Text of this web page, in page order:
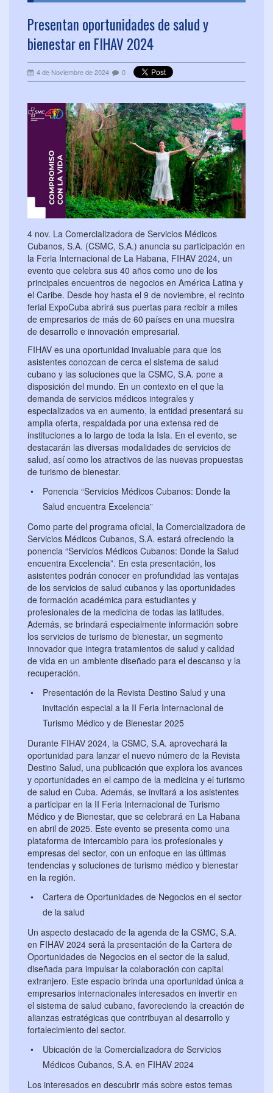
Presentan oportunidades de salud y
bienestar en FIHAV 2024
4 de Noviembre de 2024 0
4 nov. La Comercializadora de Servicios Médicos
Cubanos, S.A. (CSMC, S.A.) anuncia su participación en
la Feria Internacional de La Habana, FIHAV 2024, un
evento que celebra sus 40 años como uno de los
principales encuentros de negocios en América Latina y
el Caribe. Desde hoy hasta el 9 de noviembre, el recinto
ferial ExpoCuba abrirá sus puertas para recibir a miles
de empresarios de más de 60 países en una muestra
de desarrollo e innovación empresarial.
FIHAV es una oportunidad invaluable para que los
asistentes conozcan de cerca el sistema de salud
cubano y las soluciones que la CSMC, S.A. pone a
disposición del mundo. En un contexto en el que la
demanda de servicios médicos integrales y
especializados va en aumento, la entidad presentará su
amplia oferta, respaldada por una extensa red de
instituciones a lo largo de toda la Isla. En el evento, se
destacarán las diversas modalidades de servicios de
salud, así como los atractivos de las nuevas propuestas
de turismo de bienestar.
Ponencia “Servicios Médicos Cubanos: Donde la
Salud encuentra Excelencia”
Como parte del programa oficial, la Comercializadora de
Servicios Médicos Cubanos, S.A. estará ofreciendo la
ponencia “Servicios Médicos Cubanos: Donde la Salud
encuentra Excelencia”. En esta presentación, los
asistentes podrán conocer en profundidad las ventajas
de los servicios de salud cubanos y las oportunidades
de formación académica para estudiantes y
profesionales de la medicina de todas las latitudes.
Además, se brindará especialmente información sobre
los servicios de turismo de bienestar, un segmento
innovador que integra tratamientos de salud y calidad
de vida en un ambiente diseñado para el descanso y la
recuperación.
Presentación de la Revista Destino Salud y una
invitación especial a la II Feria Internacional de
Turismo Médico y de Bienestar 2025
Durante FIHAV 2024, la CSMC, S.A. aprovechará la
oportunidad para lanzar el nuevo número de la Revista
Destino Salud, una publicación que explora los avances
y oportunidades en el campo de la medicina y el turismo
de salud en Cuba. Además, se invitará a los asistentes
a participar en la II Feria Internacional de Turismo
Médico y de Bienestar, que se celebrará en La Habana
en abril de 2025. Este evento se presenta como una
plataforma de intercambio para los profesionales y
empresas del sector, con un enfoque en las últimas
tendencias y soluciones de turismo médico y bienestar
en la región.
Cartera de Oportunidades de Negocios en el sector
de la salud
Un aspecto destacado de la agenda de la CSMC, S.A.
en FIHAV 2024 será la presentación de la Cartera de
Oportunidades de Negocios en el sector de la salud,
diseñada para impulsar la colaboración con capital
extranjero. Este espacio brinda una oportunidad única a
empresarios internacionales interesados en invertir en
el sistema de salud cubano, favoreciendo la creación de
alianzas estratégicas que contribuyan al desarrollo y
fortalecimiento del sector.
Ubicación de la Comercializadora de Servicios
Médicos Cubanos, S.A. en FIHAV 2024
Los interesados en descubrir más sobre estos temas